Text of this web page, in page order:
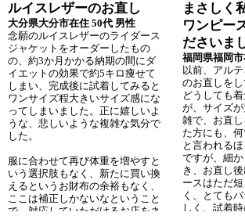
ルイスレザーのお直し
大分県大分市在住 50代 男性
念願のルイスレザーのライダース
ジャケットをオーダーしたもの
の、約3か月かかる納期の間にダ
イエットの効果で約5キロ痩せて
しまい、完成後に試着してみると
ワンサイズ程大きいサイズ感にな
ってしまいました。正に嬉しいよ
うな、悲しいような複雑な気分で
した。
服に合わせて再び体重を増やすと
いう選択肢もなく、新たに買い換
えるというお財布の余裕もなく、
ここは補正しかないなということ
で、対応していただけるお店をネ
まさしく
ワンピー
ださいま
福岡県福岡
以前、アル
のお直しをし
どうしても
が、サイズ
雑で、お直
た方にも、
と言われるほ
ですが、細
き、お直し
ースはただ
く、とても
しく、試着